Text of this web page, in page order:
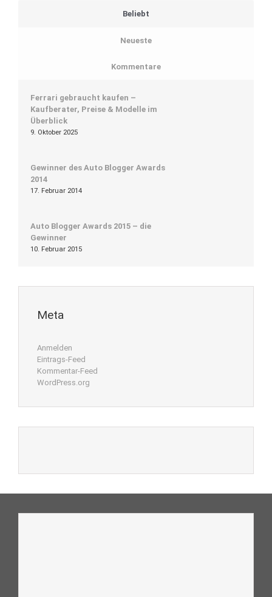
Beliebt
Neueste
Kommentare
Ferrari gebraucht kaufen –
Kaufberater, Preise & Modelle im
Überblick
9. Oktober 2025
Gewinner des Auto Blogger Awards
2014
17. Februar 2014
Auto Blogger Awards 2015 – die
Gewinner
10. Februar 2015
Meta
Anmelden
Eintrags-Feed
Kommentar-Feed
WordPress.org